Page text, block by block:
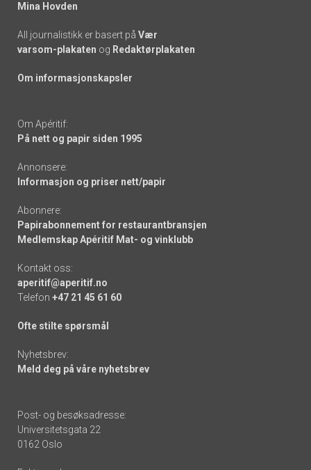
Mina Hovden
All journalistikk er basert på Vær
varsom-plakaten og Redaktørplakaten
Om informasjonskapsler
Om Apéritif:
På nett og papir siden 1995
Annonsere:
Informasjon og priser nett/papir
Abonnere:
Papirabonnement for restaurantbransjen
Medlemskap Apéritif Mat- og vinklubb
Kontakt oss:
aperitif@aperitif.no
Telefon +47 21 45 61 60
Ofte stilte spørsmål
Nyhetsbrev:
Meld deg på våre nyhetsbrev
Post- og besøksadresse:
Universitetsgata 22
0162 Oslo